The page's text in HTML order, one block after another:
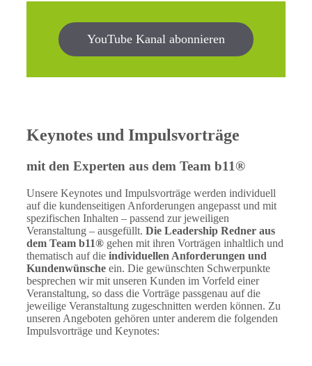
YouTube Kanal abonnieren
Keynotes und Impulsvorträge
mit den Experten aus dem Team b11®
Unsere Keynotes und Impulsvorträge werden individuell
auf die kundenseitigen Anforderungen angepasst und mit
spezifischen Inhalten – passend zur jeweiligen
Veranstaltung – ausgefüllt. Die Leadership Redner aus
dem Team b11® gehen mit ihren Vorträgen inhaltlich und
thematisch auf die individuellen Anforderungen und
Kundenwünsche ein. Die gewünschten Schwerpunkte
besprechen wir mit unseren Kunden im Vorfeld einer
Veranstaltung, so dass die Vorträge passgenau auf die
jeweilige Veranstaltung zugeschnitten werden können. Zu
unseren Angeboten gehören unter anderem die folgenden
Impulsvorträge und Keynotes: